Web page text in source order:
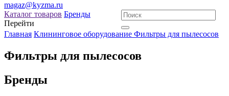
magaz@kyzma.ru
Каталог товаров Бренды
Перейти
Главная Клининговое оборудование Фильтры для пылесосов
Фильтры для пылесосов
Бренды